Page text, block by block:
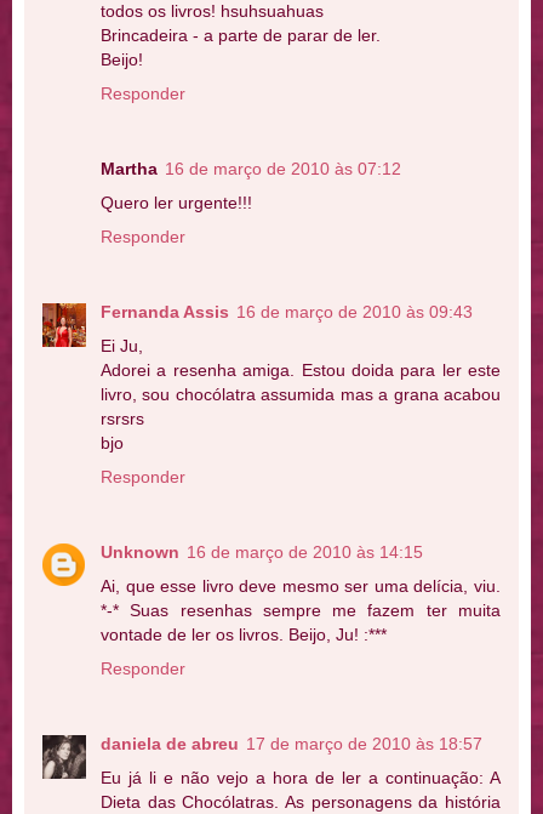
todos os livros! hsuhsuahuas
Brincadeira - a parte de parar de ler.
Beijo!
Responder
Martha 16 de março de 2010 às 07:12
Quero ler urgente!!!
Responder
Fernanda Assis 16 de março de 2010 às 09:43
Ei Ju,
Adorei a resenha amiga. Estou doida para ler este
livro, sou chocólatra assumida mas a grana acabou
rsrsrs
bjo
Responder
Unknown 16 de março de 2010 às 14:15
Ai, que esse livro deve mesmo ser uma delícia, viu.
*-* Suas resenhas sempre me fazem ter muita
vontade de ler os livros. Beijo, Ju! :***
Responder
daniela de abreu 17 de março de 2010 às 18:57
Eu já li e não vejo a hora de ler a continuação: A
Dieta das Chocólatras. As personagens da história